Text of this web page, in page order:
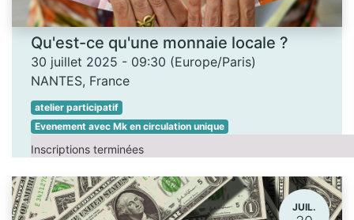
Qu'est-ce qu'une monnaie locale ?
30 juillet 2025 - 09:30 (Europe/Paris)
NANTES, France
atelier participatif
Evenement avec Mk en circulation unique
Inscriptions terminées
JUIL.